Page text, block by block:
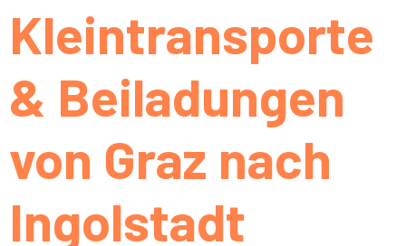
Kleintransporte
& Beiladungen
von Graz nach
Ingolstadt